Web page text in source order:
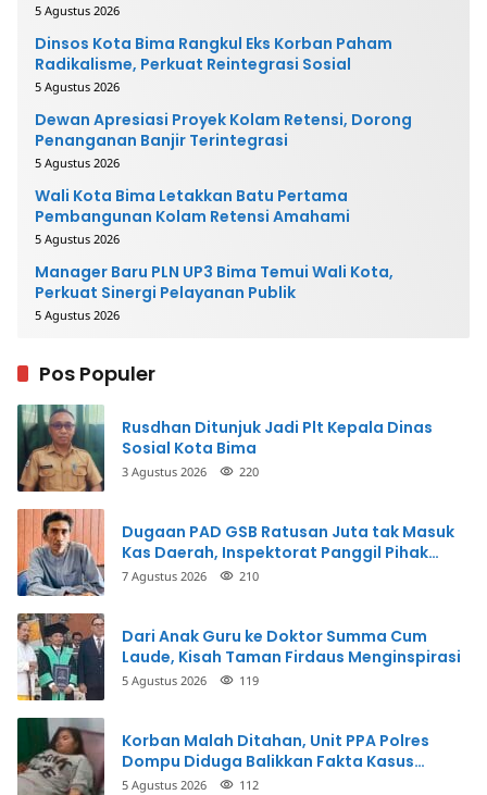
5 Agustus 2026
Dinsos Kota Bima Rangkul Eks Korban Paham
Radikalisme, Perkuat Reintegrasi Sosial
5 Agustus 2026
Dewan Apresiasi Proyek Kolam Retensi, Dorong
Penanganan Banjir Terintegrasi
5 Agustus 2026
Wali Kota Bima Letakkan Batu Pertama
Pembangunan Kolam Retensi Amahami
5 Agustus 2026
Manager Baru PLN UP3 Bima Temui Wali Kota,
Perkuat Sinergi Pelayanan Publik
5 Agustus 2026
Pos Populer
Rusdhan Ditunjuk Jadi Plt Kepala Dinas
Sosial Kota Bima
3 Agustus 2026 220
Dugaan PAD GSB Ratusan Juta tak Masuk
Kas Daerah, Inspektorat Panggil Pihak
Terkait
7 Agustus 2026 210
Dari Anak Guru ke Doktor Summa Cum
Laude, Kisah Taman Firdaus Menginspirasi
5 Agustus 2026 119
Korban Malah Ditahan, Unit PPA Polres
Dompu Diduga Balikkan Fakta Kasus
Penganiayaan
5 Agustus 2026 112